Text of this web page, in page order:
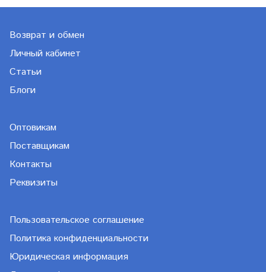
Возврат и обмен
Личный кабинет
Статьи
Блоги
Оптовикам
Поставщикам
Контакты
Реквизиты
Пользовательское соглашение
Политика конфиденциальности
Юридическая информация